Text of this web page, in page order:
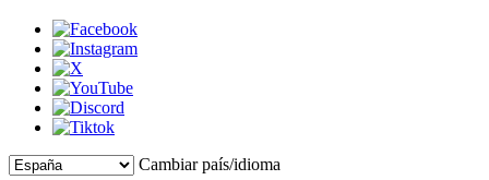
Cambiar país/idioma